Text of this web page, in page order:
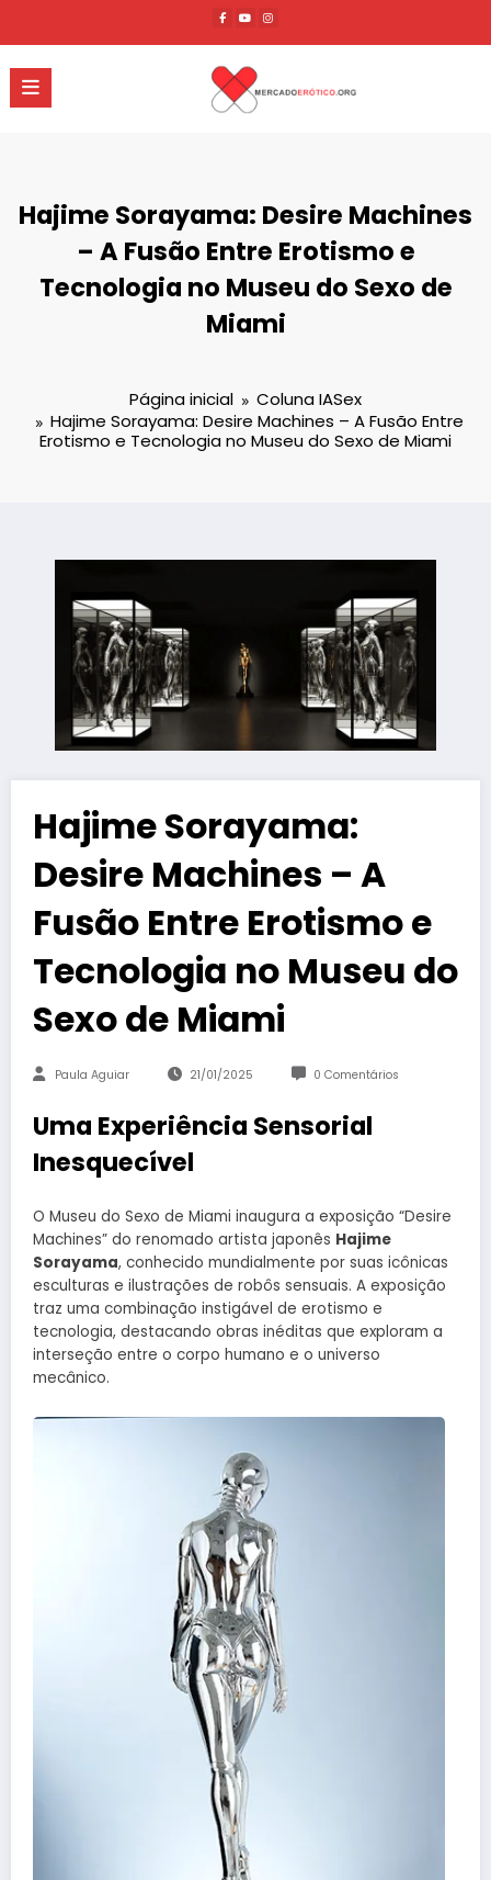
o
conteúdo
Hajime Sorayama: Desire Machines
– A Fusão Entre Erotismo e
Tecnologia no Museu do Sexo de
Miami
Página inicial
Coluna IASex
Hajime Sorayama: Desire Machines – A Fusão Entre
Erotismo e Tecnologia no Museu do Sexo de Miami
Hajime Sorayama:
Desire Machines – A
Fusão Entre Erotismo e
Tecnologia no Museu do
Sexo de Miami
Paula Aguiar 21/01/2025 0 Comentários
Uma Experiência Sensorial
Inesquecível
O Museu do Sexo de Miami inaugura a exposição “Desire
Machines” do renomado artista japonês Hajime
Sorayama, conhecido mundialmente por suas icônicas
esculturas e ilustrações de robôs sensuais. A exposição
traz uma combinação instigável de erotismo e
tecnologia, destacando obras inéditas que exploram a
interseção entre o corpo humano e o universo
mecânico.